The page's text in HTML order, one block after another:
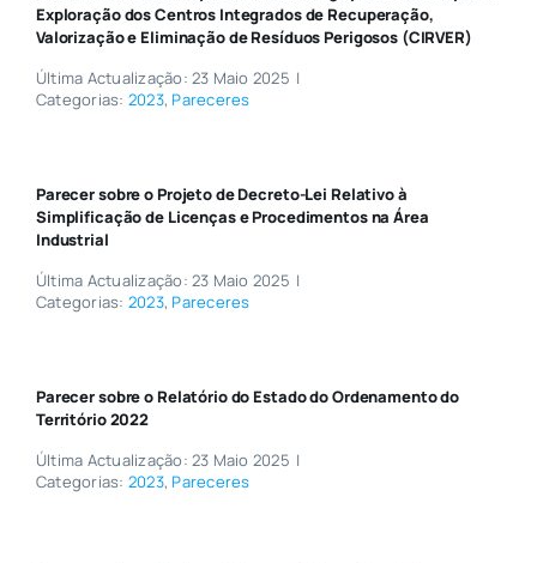
Exploração dos Centros Integrados de Recuperação,
Valorização e Eliminação de Resíduos Perigosos (CIRVER)
Última Actualização: 23 Maio 2025 |
Categorias: 2023,Pareceres
Parecer sobre o Projeto de Decreto-Lei Relativo à
Simplificação de Licenças e Procedimentos na Área
Industrial
Última Actualização: 23 Maio 2025 |
Categorias: 2023,Pareceres
Parecer sobre o Relatório do Estado do Ordenamento do
Território 2022
Última Actualização: 23 Maio 2025 |
Categorias: 2023,Pareceres